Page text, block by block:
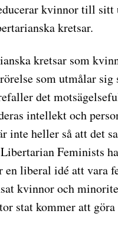
kvinnor till sitt
kretsar.
kretsar som
som utmålar sig
det
intellekt och
inte heller så att det
Feminists
en liberal idé att vara
kvinnor och
stat kommer att